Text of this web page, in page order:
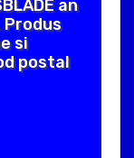
an
Produs
si
postal